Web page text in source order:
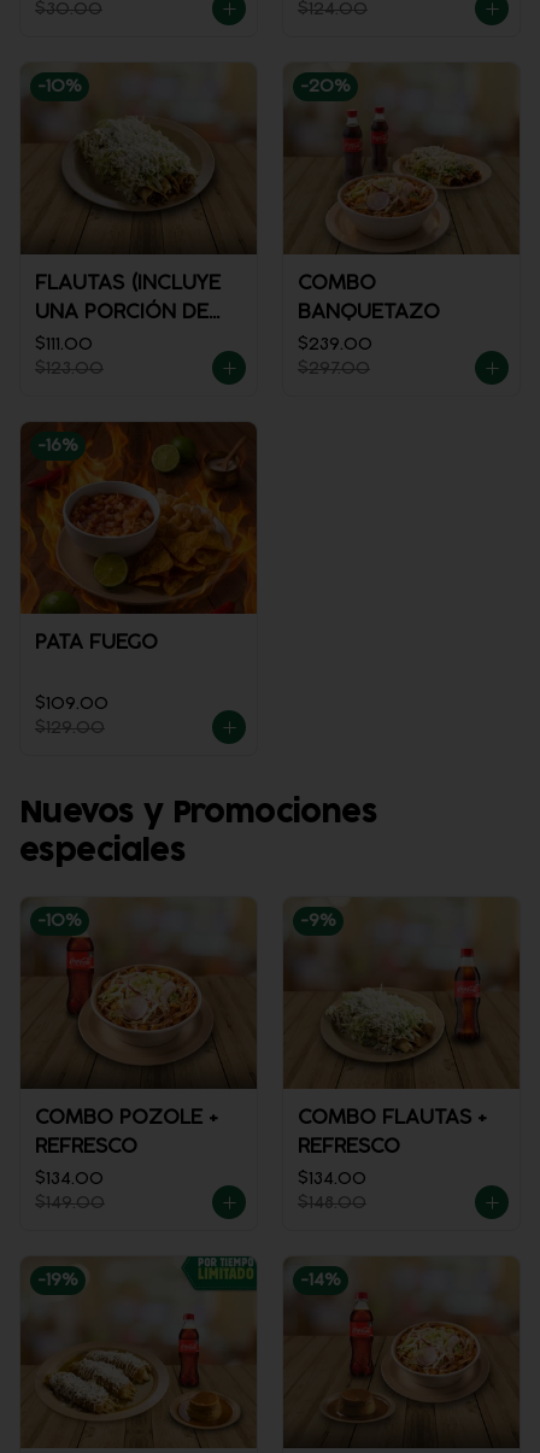
$30.00 $124.00
-10%
FLAUTAS (INCLUYE
UNA PORCIÓN DE
SALSA)
$111.00
$123.00
-20%
COMBO
BANQUETAZO
$239.00
$297.00
-16%
PATA FUEGO
$109.00
$129.00
Nuevos y Promociones
especiales
-10%
COMBO POZOLE +
REFRESCO
$134.00
$149.00
-9%
COMBO FLAUTAS +
REFRESCO
$134.00
$148.00
-19% -14%